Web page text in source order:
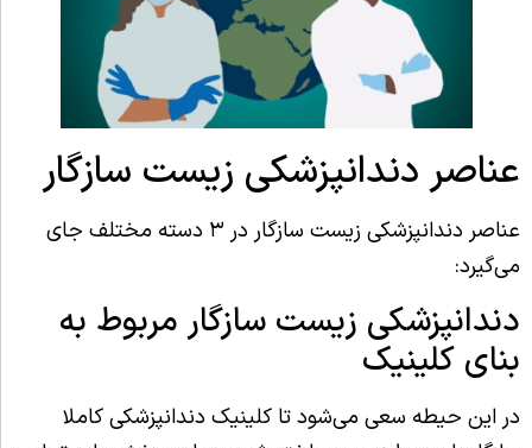
عناصر دندانپزشکی زیست سازگار
عناصر دندانپزشکی زیست سازگار در ۳ دسته مختلف جای
می‌گیرد:
دندانپزشکی زیست سازگار مربوط به
بنای کلینیک
در این حیطه سعی می‌شود تا کلینیک دندانپزشکی کاملا